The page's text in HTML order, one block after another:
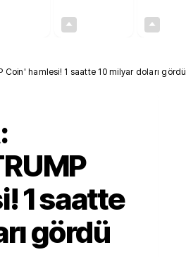
Coin' hamlesi! 1 saatte 10 milyar doları gördü
1 saatte
gördü